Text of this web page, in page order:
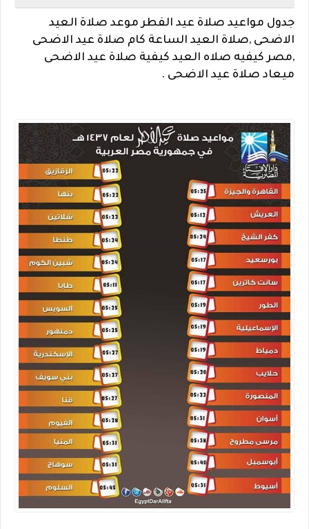
جدول مواعيد صلاة عيد الفطر موعد صلاة العيد
الاضحى ,صلاة العيد الساعة كام صلاة عيد الاضحى
,مصر كيفيه صلاه العيد كيفية صلاة عيد الاضحى
ميعاد صلاة عيد الاضحى .